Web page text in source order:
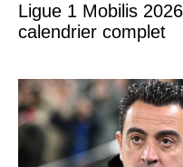
Ligue 1 Mobilis
calendrier complet